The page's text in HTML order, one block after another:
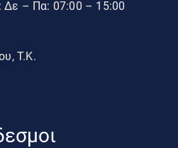
Δε – Πα: 07:00 – 15:00
Τ.Κ.